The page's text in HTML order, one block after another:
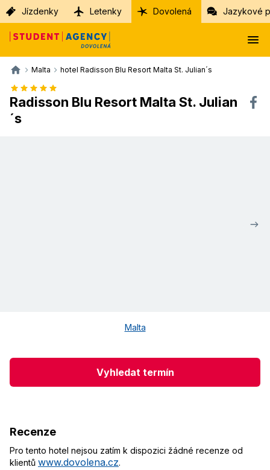
Jízdenky Letenky Dovolená Jazykové
Malta hotel Radisson Blu Resort Malta St. Julian´s
Radisson Blu Resort Malta St. Julian
´s
Malta
Vyhledat termín
Recenze
Pro tento hotel nejsou zatím k dispozici žádné recenze od
klientů www.dovolena.cz.